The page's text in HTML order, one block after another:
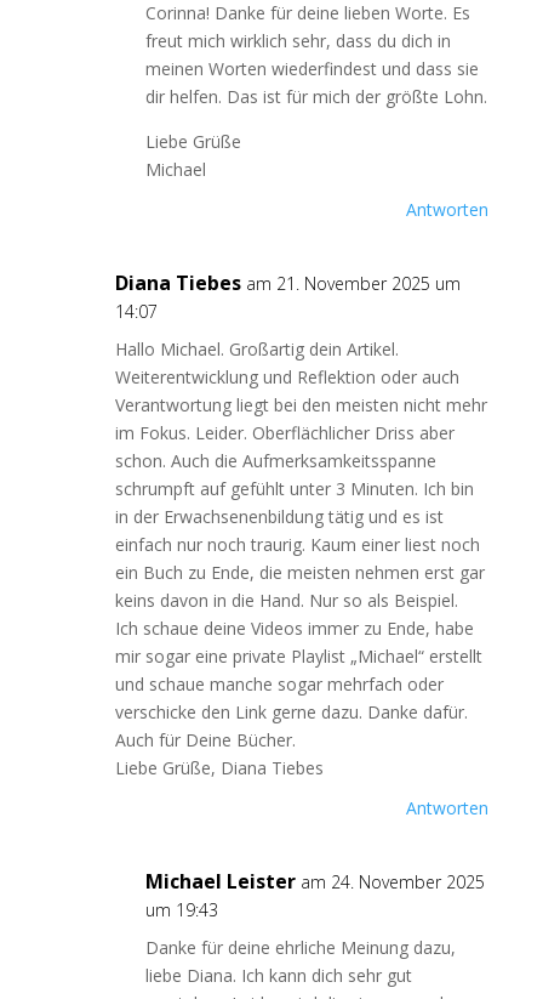
Corinna! Danke für deine lieben Worte. Es
freut mich wirklich sehr, dass du dich in
meinen Worten wiederfindest und dass sie
dir helfen. Das ist für mich der größte Lohn.
Liebe Grüße
Michael
Antworten
Diana Tiebes am 21. November 2025 um
14:07
Hallo Michael. Großartig dein Artikel.
Weiterentwicklung und Reflektion oder auch
Verantwortung liegt bei den meisten nicht mehr
im Fokus. Leider. Oberflächlicher Driss aber
schon. Auch die Aufmerksamkeitsspanne
schrumpft auf gefühlt unter 3 Minuten. Ich bin
in der Erwachsenenbildung tätig und es ist
einfach nur noch traurig. Kaum einer liest noch
ein Buch zu Ende, die meisten nehmen erst gar
keins davon in die Hand. Nur so als Beispiel.
Ich schaue deine Videos immer zu Ende, habe
mir sogar eine private Playlist „Michael“ erstellt
und schaue manche sogar mehrfach oder
verschicke den Link gerne dazu. Danke dafür.
Auch für Deine Bücher.
Liebe Grüße, Diana Tiebes
Antworten
Michael Leister am 24. November 2025
um 19:43
Danke für deine ehrliche Meinung dazu,
liebe Diana. Ich kann dich sehr gut